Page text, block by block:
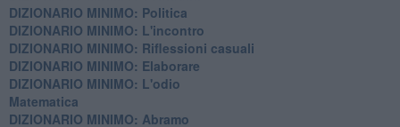
DIZIONARIO MINIMO: Politica
DIZIONARIO MINIMO: L'incontro
DIZIONARIO MINIMO: Riflessioni casuali
DIZIONARIO MINIMO: Elaborare
DIZIONARIO MINIMO: L'odio
​Matematica
DIZIONARIO MINIMO: Abramo